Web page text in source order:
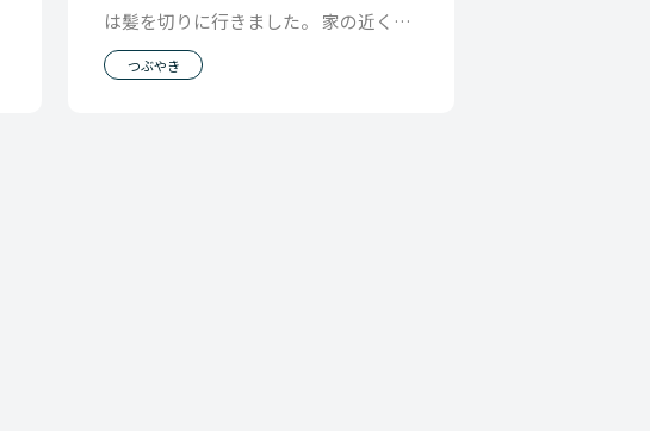
は髪を切りに行きました。 家の近くの
美容院だとなんかちょっと違うんだよ
なと思って やっ
つぶやき